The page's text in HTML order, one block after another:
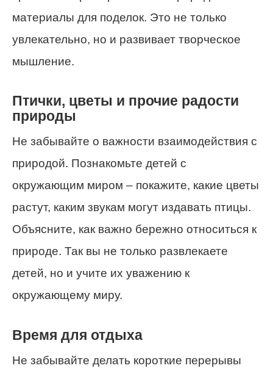
материалы для поделок. Это не только
увлекательно, но и развивает творческое
мышление.
Птички, цветы и прочие радости
природы
Не забывайте о важности взаимодействия с
природой. Познакомьте детей с
окружающим миром – покажите, какие цветы
растут, каким звукам могут издавать птицы.
Объясните, как важно бережно относиться к
природе. Так вы не только развлекаете
детей, но и учите их уважению к
окружающему миру.
Время для отдыха
Не забывайте делать короткие перерывы